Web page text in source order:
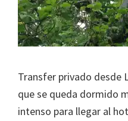
Transfer privado desde
que se queda dormido
intenso para llegar al